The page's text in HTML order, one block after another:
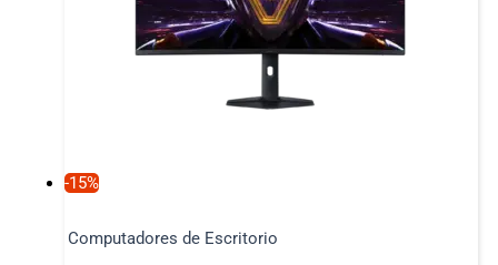
-15%
Computadores de Escritorio